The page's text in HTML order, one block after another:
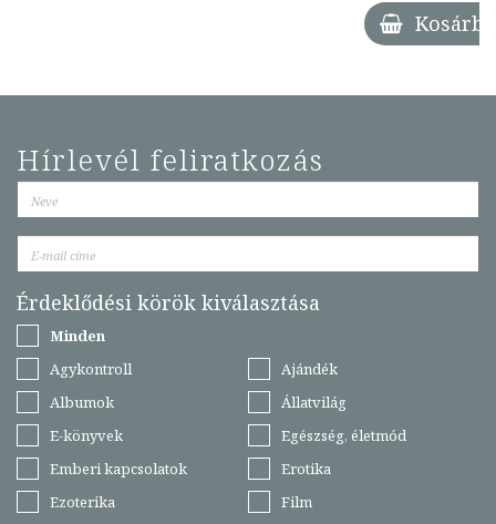
Kosárba
Hírlevél feliratkozás
Érdeklődési körök kiválasztása
Minden
Agykontroll
Ajándék
Albumok
Állatvilág
E-könyvek
Egészség, életmód
Emberi kapcsolatok
Erotika
Ezoterika
Film